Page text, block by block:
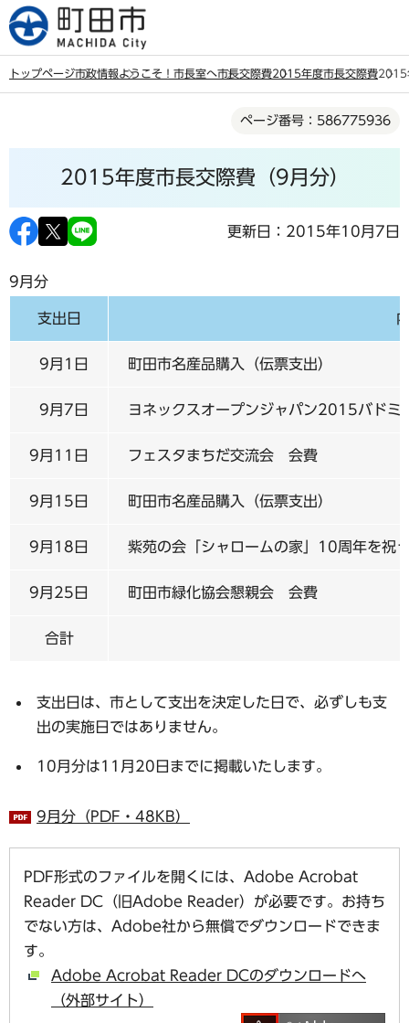
こ
の
す
トップページ市政情報ようこそ！市長室へ市長交際費2015年度市長交際費2015
ら
ページ番号：586775936
2015年度市長交際費（9月分）
更新日：2015年10月7日
9月分
支出日
9月1日 町田市名産品購入（伝票支出）
9月7日 ヨネックスオープンジャパン2015バド
9月11日 フェスタまちだ交流会 会費
9月15日 町田市名産品購入（伝票支出）
9月18日 紫苑の会「シャロームの家」10周年を祝
9月25日 町田市緑化協会懇親会 会費
合計
支出日は、市として支出を決定した日で、必ずしも支
出の実施日ではありません。
10月分は11月20日までに掲載いたします。
9月分（PDF・48KB）
PDF形式のファイルを開くには、Adobe Acrobat
Reader DC（旧Adobe Reader）が必要です。お持ち
でない方は、Adobe社から無償でダウンロードできま
す。
Adobe Acrobat Reader DCのダウンロードへ
（外部サイト）